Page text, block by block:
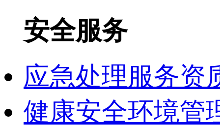
安全服务
应急处理服务资
健康安全环境管